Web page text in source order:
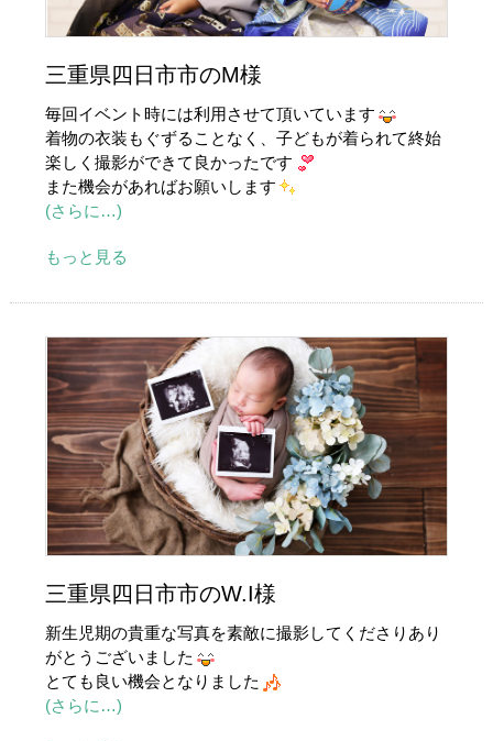
三重県四日市市のM様
毎回イベント時には利用させて頂いています
着物の衣装もぐずることなく、子どもが着られて終始
楽しく撮影ができて良かったです
また機会があればお願いします
(さらに…)
もっと見る
三重県四日市市のW.I様
新生児期の貴重な写真を素敵に撮影してくださりあり
がとうございました
とても良い機会となりました
(さらに…)